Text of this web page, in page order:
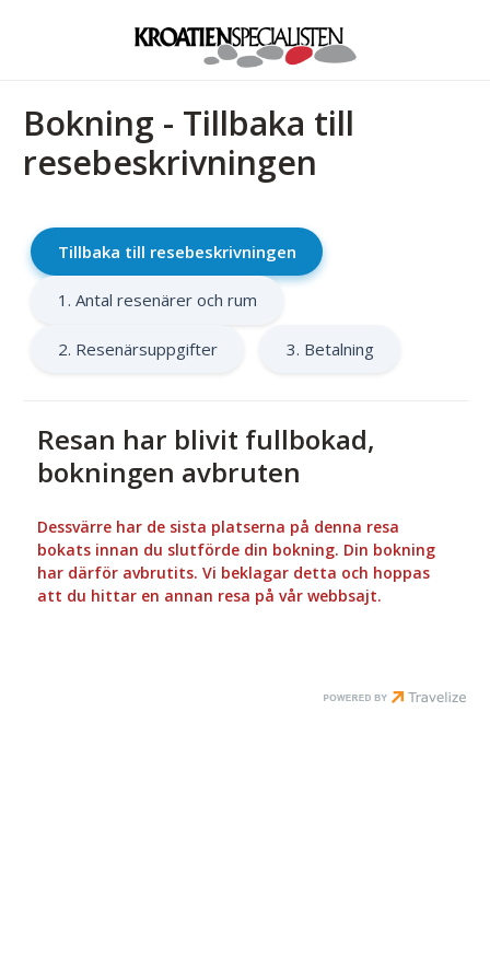
Bokning - Tillbaka till
resebeskrivningen
Tillbaka till resebeskrivningen
1. Antal resenärer och rum
2. Resenärsuppgifter 3. Betalning
Resan har blivit fullbokad,
bokningen avbruten
Dessvärre har de sista platserna på denna resa
bokats innan du slutförde din bokning. Din bokning
har därför avbrutits. Vi beklagar detta och hoppas
att du hittar en annan resa på vår webbsajt.